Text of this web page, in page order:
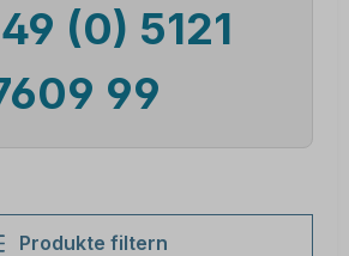
(0) 5121
99
Produkte filtern